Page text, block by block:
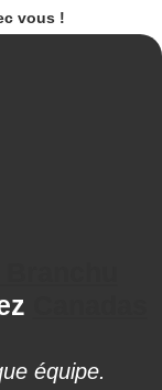
vous !
équipe.